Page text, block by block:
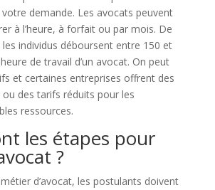
demande. Les avocats peuvent
à l’heure, à forfait ou par mois. De
individus déboursent entre 150 et
de travail d’un avocat. On peut
et certaines entreprises offrent des
des tarifs réduits pour les
ressources.
les étapes pour
?
d’avocat, les postulants doivent